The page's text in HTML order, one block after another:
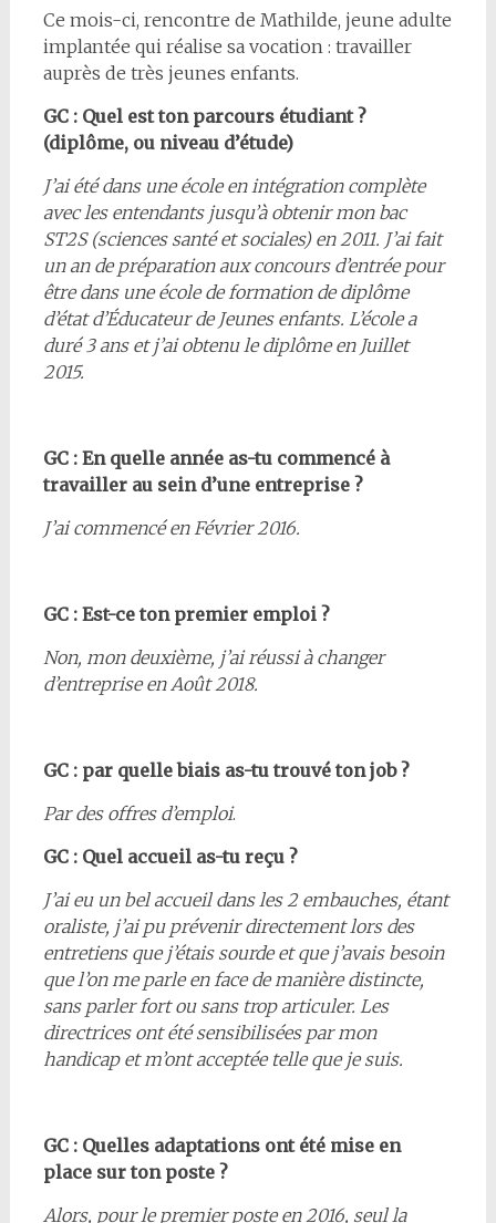
Ce mois-ci, rencontre de Mathilde, jeune adulte
implantée qui réalise sa vocation : travailler
auprès de très jeunes enfants.
GC : Quel est ton parcours étudiant ?
(diplôme, ou niveau d’étude)
J’ai été dans une école en intégration complète
avec les entendants jusqu’à obtenir mon bac
ST2S (sciences santé et sociales) en 2011. J’ai fait
un an de préparation aux concours d’entrée pour
être dans une école de formation de diplôme
d’état d’Éducateur de Jeunes enfants. L’école a
duré 3 ans et j’ai obtenu le diplôme en Juillet
2015.
GC : En quelle année as-tu commencé à
travailler au sein d’une entreprise ?
J’ai commencé en Février 2016.
GC : Est-ce ton premier emploi ?
Non, mon deuxième, j’ai réussi à changer
d’entreprise en Août 2018.
GC : par quelle biais as-tu trouvé ton job ?
Par des offres d’emploi.
GC : Quel accueil as-tu reçu ?
J’ai eu un bel accueil dans les 2 embauches, étant
oraliste, j’ai pu prévenir directement lors des
entretiens que j’étais sourde et que j’avais besoin
que l’on me parle en face de manière distincte,
sans parler fort ou sans trop articuler. Les
directrices ont été sensibilisées par mon
handicap et m’ont acceptée telle que je suis.
GC : Quelles adaptations ont été mise en
place sur ton poste ?
Alors, pour le premier poste en 2016, seul la